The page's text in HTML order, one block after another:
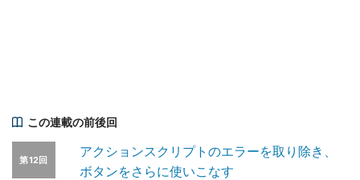
この連載の前後回
第12回
アクションスクリプトのエラーを取り除き、
ボタンをさらに使いこなす